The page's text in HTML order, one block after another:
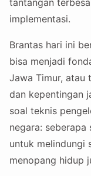
tantangan
implementasi.
Brantas hari ini
bisa menjadi
Jawa Timur, atau
dan kepentingan
soal teknis
negara:
untuk melindungi
menopang hidup